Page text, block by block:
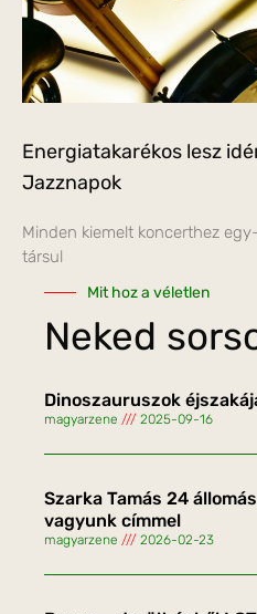
Energiatakarékos lesz
Jazznapok
Minden kiemelt koncerthez
társul
Mit hoz a véletlen
Neked
Dinoszauruszok
magyarzene 2025-09-16
Szarka Tamás 24
vagyunk címmel
magyarzene 2026-02-23